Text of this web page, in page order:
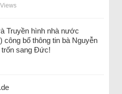
Truyền hình nhà nước
công bố thông tin bà Nguyễn
trốn sang Đức!